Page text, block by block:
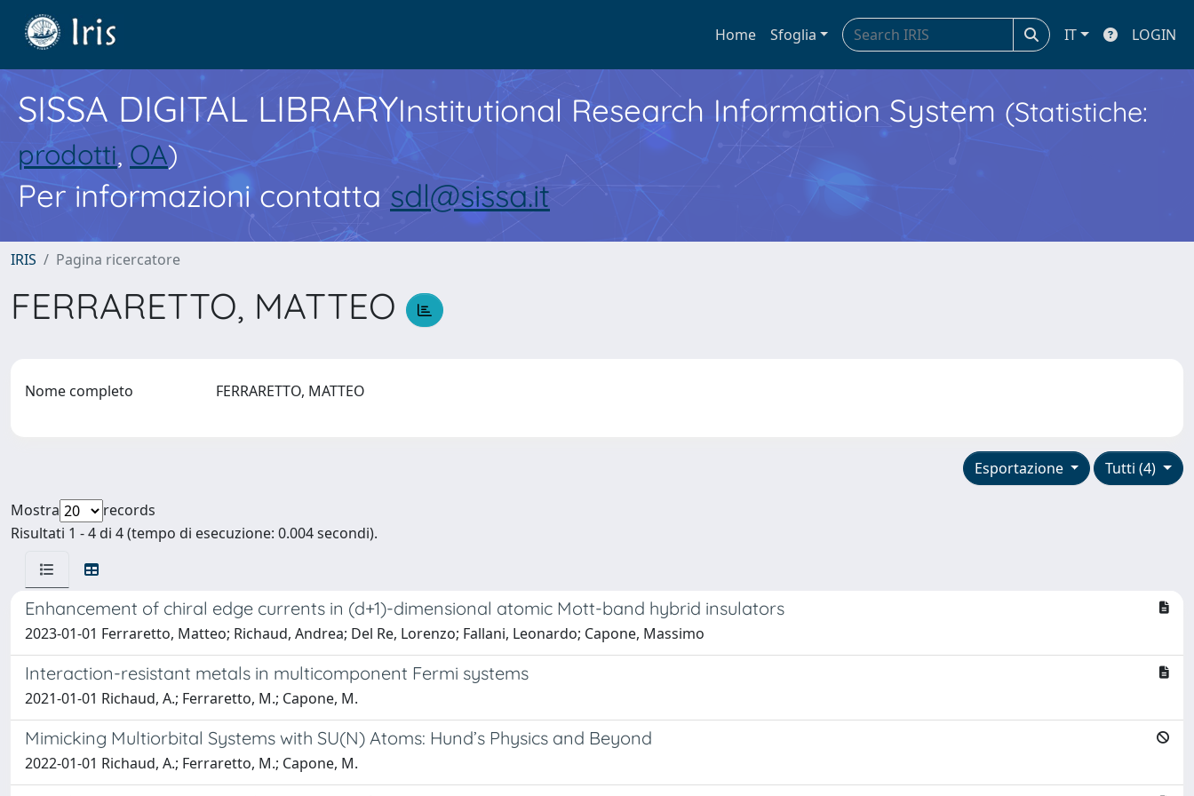
Home Sfoglia IT LOGIN
SISSA DIGITAL LIBRARYInstitutional Research Information System (Statistiche:
prodotti, OA)
Per informazioni contatta sdl@sissa.it
IRIS Pagina ricercatore
FERRARETTO, MATTEO
Nome completo FERRARETTO, MATTEO
Tutti (4)
Esportazione
Mostra
records
Risultati 1 - 4 di 4 (tempo di esecuzione: 0.004 secondi).
Enhancement of chiral edge currents in (d+1)-dimensional atomic Mott-band hybrid insulators
2023-01-01 Ferraretto, Matteo; Richaud, Andrea; Del Re, Lorenzo; Fallani, Leonardo; Capone, Massimo
Interaction-resistant metals in multicomponent Fermi systems
2021-01-01 Richaud, A.; Ferraretto, M.; Capone, M.
Mimicking Multiorbital Systems with SU(N) Atoms: Hund’s Physics and Beyond
2022-01-01 Richaud, A.; Ferraretto, M.; Capone, M.